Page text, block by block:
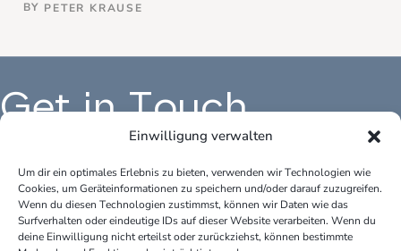
Einwilligung verwalten
Um dir ein optimales Erlebnis zu bieten, verwenden wir Technologien wie
Cookies, um Geräteinformationen zu speichern und/oder darauf zuzugreifen.
Wenn du diesen Technologien zustimmst, können wir Daten wie das
Surfverhalten oder eindeutige IDs auf dieser Website verarbeiten. Wenn du
deine Einwilligung nicht erteilst oder zurückziehst, können bestimmte
BY PETER KRAUSE
Get in Touch
Büro Deutschland:
peter.krause.net
Katharina-Fischer-Platz 1